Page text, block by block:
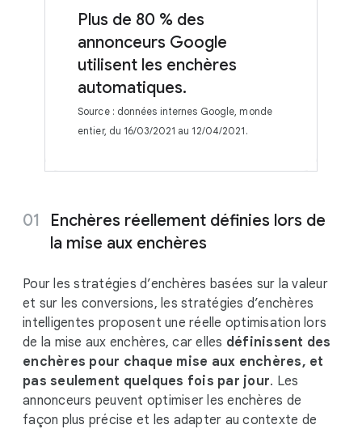
Plus de 80 % des
annonceurs Google
utilisent les enchères
automatiques.
Source : données internes Google, monde
entier, du 16/03/2021 au 12/04/2021.
Enchères réellement définies lors de
la mise aux enchères
Pour les stratégies d’enchères basées sur la valeur
et sur les conversions, les stratégies d’enchères
intelligentes proposent une réelle optimisation lors
de la mise aux enchères, car elles définissent des
enchères pour chaque mise aux enchères, et
pas seulement quelques fois par jour. Les
annonceurs peuvent optimiser les enchères de
façon plus précise et les adapter au contexte de